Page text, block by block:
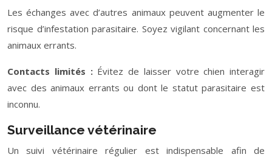
Les échanges avec d’autres animaux peuvent augmenter le
risque d’infestation parasitaire. Soyez vigilant concernant les
animaux errants.
Contacts limités : Évitez de laisser votre chien interagir
avec des animaux errants ou dont le statut parasitaire est
inconnu.
Surveillance vétérinaire
Un suivi vétérinaire régulier est indispensable afin de